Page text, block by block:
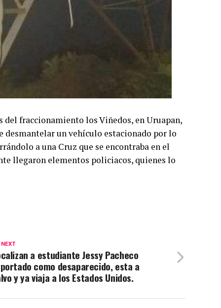
fraccionamiento los Viñedos, en Uruapan,
un vehículo estacionado por lo
a una Cruz que se encontraba en el
llegaron elementos policiacos, quienes lo
a estudiante Jessy Pacheco
como desaparecido, esta a
y ya viaja a los Estados Unidos.